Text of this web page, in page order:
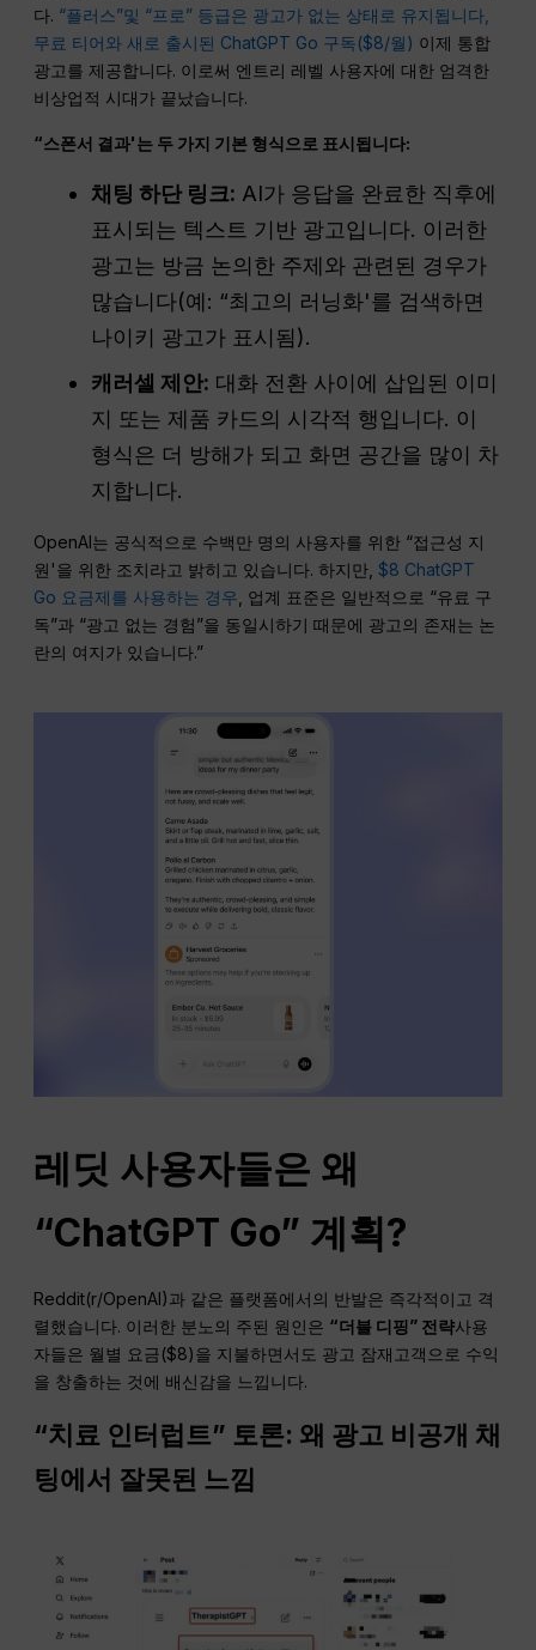
다. “플러스”및 “프로” 등급은 광고가 없는 상태로 유지됩니다,
무료 티어와 새로 출시된 ChatGPT Go 구독($8/월) 이제 통합
광고를 제공합니다. 이로써 엔트리 레벨 사용자에 대한 엄격한
비상업적 시대가 끝났습니다.
“스폰서 결과'는 두 가지 기본 형식으로 표시됩니다:
채팅 하단 링크: AI가 응답을 완료한 직후에
표시되는 텍스트 기반 광고입니다. 이러한
광고는 방금 논의한 주제와 관련된 경우가
많습니다(예: “최고의 러닝화'를 검색하면
나이키 광고가 표시됨).
캐러셀 제안: 대화 전환 사이에 삽입된 이미
지 또는 제품 카드의 시각적 행입니다. 이
형식은 더 방해가 되고 화면 공간을 많이 차
지합니다.
OpenAI는 공식적으로 수백만 명의 사용자를 위한 “접근성 지
원'을 위한 조치라고 밝히고 있습니다. 하지만,$8 ChatGPT
Go 요금제를 사용하는 경우 , 업계 표준은 일반적으로 “유료 구
독”과 “광고 없는 경험”을 동일시하기 때문에 광고의 존재는 논
란의 여지가 있습니다.”
레딧 사용자들은 왜
“ChatGPT Go” 계획?
Reddit(r/OpenAI)과 같은 플랫폼에서의 반발은 즉각적이고 격
렬했습니다. 이러한 분노의 주된 원인은 “더블 디핑” 전략사용
자들은 월별 요금($8)을 지불하면서도 광고 잠재고객으로 수익
을 창출하는 것에 배신감을 느낍니다.
“치료 인터럽트” 토론: 왜 광고 비공개 채
팅에서 잘못된 느낌